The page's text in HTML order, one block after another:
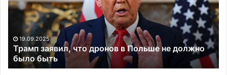
в
Польше
должно
было
быть
19.09.2025
Трамп заявил, что дронов в Польше не должно
было быть
в